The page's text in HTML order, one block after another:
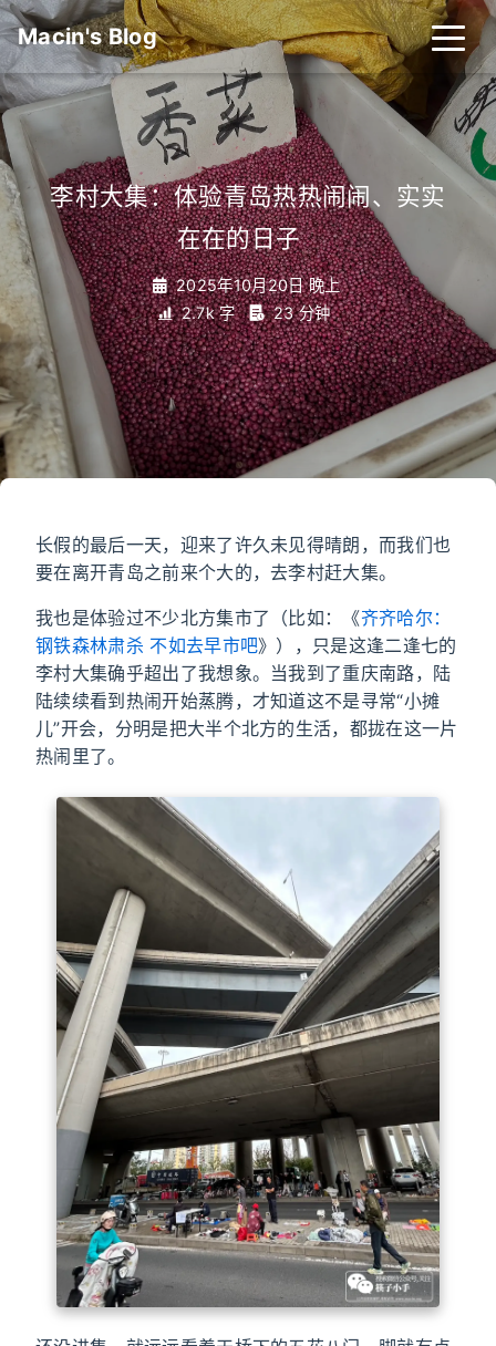
Macin's Blog
李村大集：体验青岛热热闹闹、实实
在在的日子_
2025年10月20日 晚上
2.7k 字
23 分钟
长假的最后一天，迎来了许久未见得晴朗，而我们也
要在离开青岛之前来个大的，去李村赶大集。
我也是体验过不少北方集市了（比如：《齐齐哈尔：
钢铁森林肃杀 不如去早市吧》），只是这逢二逢七的
李村大集确乎超出了我想象。当我到了重庆南路，陆
陆续续看到热闹开始蒸腾，才知道这不是寻常“小摊
儿”开会，分明是把大半个北方的生活，都拢在这一片
热闹里了。